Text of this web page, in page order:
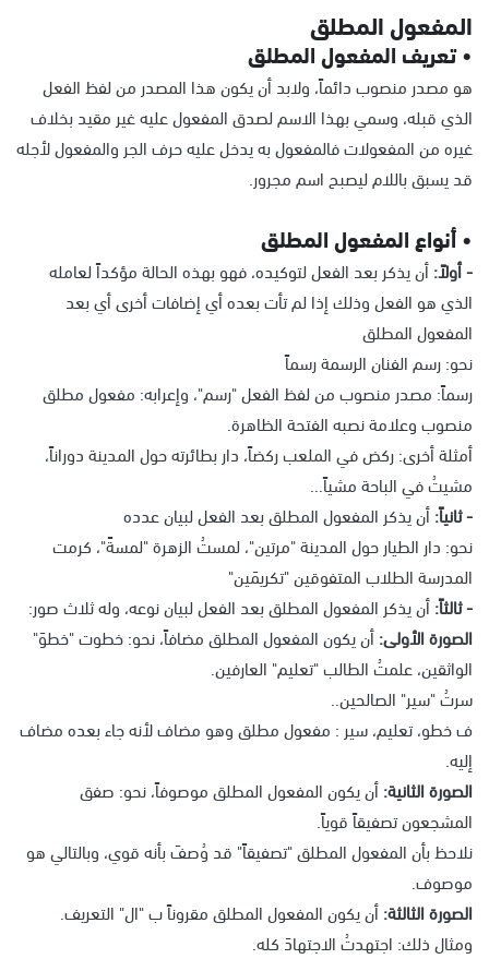
المفعول المطلق
• تعريف المفعول المطلق
هو مصدر منصوب دائماً، ولابد أن يكون هذا المصدر من لفظ الفعل
الذي قبله، وسمي بهذا الاسم لصدق المفعول عليه غير مقيد بخلاف
غيره من المفعولات فالمفعول به يدخل عليه حرف الجر والمفعول لأجله
قد يسبق باللام ليصبح اسم مجرور.
• أنواع المفعول المطلق
- أولاً:أن يذكر بعد الفعل لتوكيده، فهو بهذه الحالة مؤكداً لعامله
الذي هو الفعل وذلك إذا لم تأت بعده أي إضافات أخرى أي بعد
المفعول المطلق
نحو: رسم الفنان الرسمة رسماً
رسماً: مصدر منصوب من لفظ الفعل "رسم"، وإعرابه: مفعول مطلق
منصوب وعلامة نصبه الفتحة الظاهرة.
أمثلة أخرى: ركض في الملعب ركضاً، دار بطائرته حول المدينة دوراناً،
مشيتُ في الباحة مشياً...
- ثانياً:أن يذكر المفعول المطلق بعد الفعل لبيان عدده
نحو: دار الطيار حول المدينة "مرتين"، لمستُ الزهرة "لمسةً"، كرمت
المدرسة الطلاب المتفوقين "تكريمَين"
- ثالثاً:أن يذكر المفعول المطلق بعد الفعل لبيان نوعه، وله ثلاث صور:
الصورة الأولى:أن يكون المفعول المطلق مضافاً، نحو: خطوت "خطوَ"
الواثقين، علمتُ الطالب "تعليم" العارفين.
سرتُ "سير" الصالحين..
ف خطو، تعليم، سير : مفعول مطلق وهو مضاف لأنه جاء بعده مضاف
إليه.
الصورة الثانية:أن يكون المفعول المطلق موصوفاً، نحو: صفق
المشجعون تصفيقاً قوياً.
نلاحظ بأن المفعول المطلق "تصفيقاً" قد وُصفَ بأنه قوي، وبالتالي هو
موصوف.
الصورة الثالثة:أن يكون المفعول المطلق مقروناً ب "ال" التعريف.
ومثال ذلك: اجتهدتُ الاجتهادَ كله.